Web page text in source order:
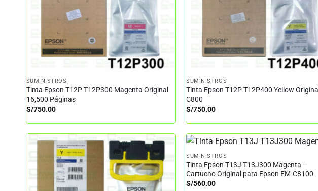
SUMINISTROS
Tinta Epson T12P T12P300 Magenta Original
16,500 Páginas
S/750.00
SUMINISTROS
Tinta Epson T12P T12P400 Yellow
C800
S/750.00
SUMINISTROS
Tinta Epson T13J T13J300 Magenta –
Cartucho Original para Epson EM-C8100
S/560.00